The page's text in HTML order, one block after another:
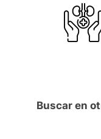
Buscar en